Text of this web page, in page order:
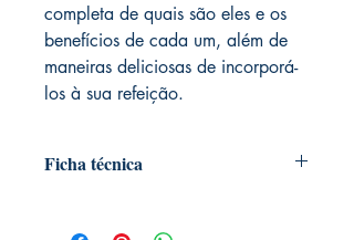
completa de quais são eles e os
benefícios de cada um, além de
maneiras deliciosas de incorporá-
los à sua refeição.
Ficha técnica
janeiro 2019)